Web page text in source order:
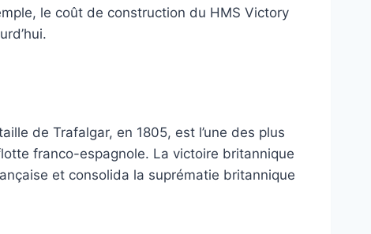
le coût de construction du HMS Victory
de Trafalgar, en 1805, est l’une des plus
franco-espagnole. La victoire britannique
et consolida la suprématie britannique